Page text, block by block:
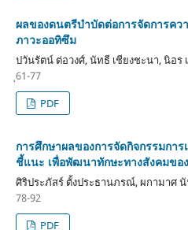
ผลของดนตรีบำบัดต่อการจัดการคว
ภาวะออทิซึม
ปวันรัตน์ ต่อวงศ์, นัทธี เชียงชะนา, นิอร
ุ61-77
PDF
การศึกษาผลของการจัดกิจกรรมกา
ชี้แนะ เพื่อพัฒนาทักษะทางสังคมขอ
ศิริประภัสร์ ตั้งประธานภรณ์, ผกามาศ
78-92
PDF